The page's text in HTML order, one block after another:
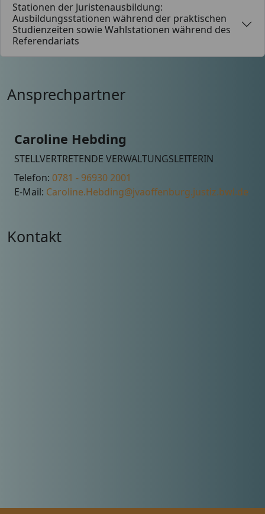
Stationen der Juristenausbildung:
Ausbildungsstationen während der praktischen
Studienzeiten sowie Wahlstationen während des
Referendariats
Ansprechpartner
Caroline Hebding
STELLVERTRETENDE VERWALTUNGSLEITERIN
Telefon: 0781 - 96930 2001
E-Mail: Caroline.Hebding@jvaoffenburg.justiz.bwl.de
Kontakt